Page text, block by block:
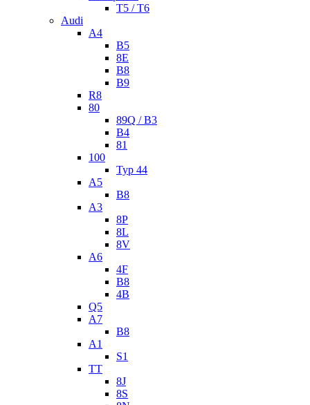
T5 / T6
Audi
A4
B5
8E
B8
B9
R8
80
89Q / B3
B4
81
100
Typ 44
A5
B8
A3
8P
8L
8V
A6
4F
B8
4B
Q5
A7
B8
A1
S1
TT
8J
8S